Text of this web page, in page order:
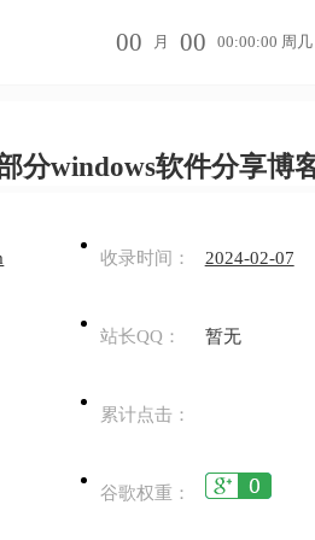
00 月 00 00:00:00 周几
软件分享博客-麦
收录时间： 2024-02-07
站长QQ： 暂无
累计点击：
谷歌权重：